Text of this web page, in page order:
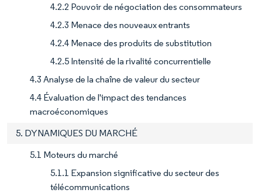
4.2.2 Pouvoir de négociation des consommateurs
4.2.3 Menace des nouveaux entrants
4.2.4 Menace des produits de substitution
4.2.5 Intensité de la rivalité concurrentielle
4.3 Analyse de la chaîne de valeur du secteur
4.4 Évaluation de l'impact des tendances
macroéconomiques
5. DYNAMIQUES DU MARCHÉ
5.1 Moteurs du marché
5.1.1 Expansion significative du secteur des
télécommunications